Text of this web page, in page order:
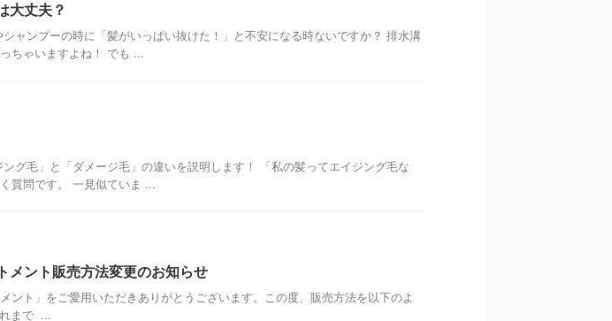
大丈夫？
ャンプーの時に「髪がいっぱい抜けた！」と不安になる時ないですか？ 排水溝
ちゃいますよね！ でも ...
グ毛」と「ダメージ毛」の違いを説明します！ 「私の髪ってエイジング毛な
質問です。 一見似ていま ...
メント販売方法変更のお知らせ
ント」をご愛用いただきありがとうございます。この度、販売方法を以下のよ
まで ...